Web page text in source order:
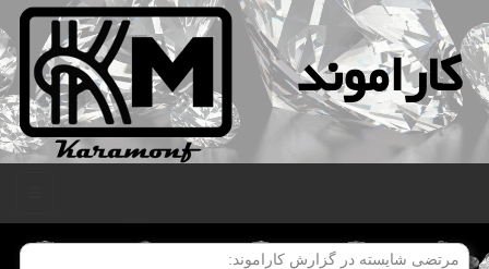
كاراموند
مرتضی شایسته در گزارش كاراموند: